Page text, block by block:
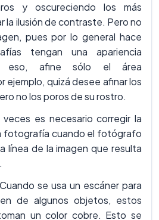
y oscureciendo los más
la ilusión de contraste. Pero no
pues por lo general hace
tengan una apariencia
eso, afine sólo el área
ejemplo, quizá desee afinar los
no los poros de su rostro.
veces es necesario corregir la
fotografía cuando el fotógrafo
línea de la imagen que resulta
se usa un escáner para
de algunos objetos, estos
un color cobre. Esto se